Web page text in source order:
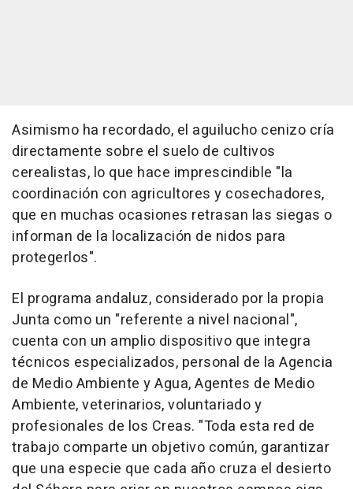
Asimismo ha recordado, el aguilucho cenizo cría
directamente sobre el suelo de cultivos
cerealistas, lo que hace imprescindible "la
coordinación con agricultores y cosechadores,
que en muchas ocasiones retrasan las siegas o
informan de la localización de nidos para
protegerlos".
El programa andaluz, considerado por la propia
Junta como un "referente a nivel nacional",
cuenta con un amplio dispositivo que integra
técnicos especializados, personal de la Agencia
de Medio Ambiente y Agua, Agentes de Medio
Ambiente, veterinarios, voluntariado y
profesionales de los Creas. "Toda esta red de
trabajo comparte un objetivo común, garantizar
que una especie que cada año cruza el desierto